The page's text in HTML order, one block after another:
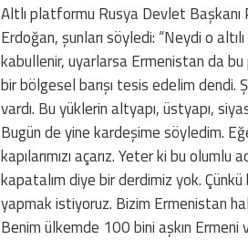
Altlı platformu Rusya Devlet Başkanı
Erdoğan, şunları söyledi: “Neydi o
kabullenir, uyarlarsa Ermenistan da
bir bölgesel barışı tesis edelim dendi.
vardı. Bu yüklerin altyapı, üstyapı,
Bugün de yine kardeşime söyledim.
kapılarımızı açarız. Yeter ki bu olumlu
kapatalım diye bir derdimiz yok. Çünkü
yapmak istiyoruz. Bizim Ermenistan
Benim ülkemde 100 bini aşkın Ermeni